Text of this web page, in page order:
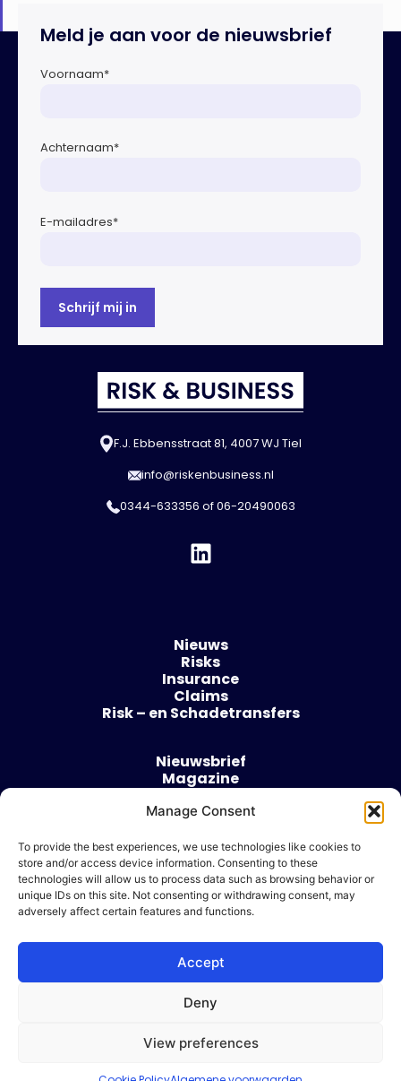
Manage Consent
To provide the best experiences, we use technologies like cookies to
store and/or access device information. Consenting to these
technologies will allow us to process data such as browsing behavior or
unique IDs on this site. Not consenting or withdrawing consent, may
adversely affect certain features and functions.
Accept
Deny
View preferences
Meld je aan voor de nieuwsbrief
Voornaam*
Achternaam*
E-mailadres*
F.J. Ebbensstraat 81, 4007 WJ Tiel
info@riskenbusiness.nl
0344-633356 of06-20490063
Nieuws
Risks
Insurance
Claims
Risk – en Schadetransfers
Nieuwsbrief
Magazine
Over
Algemene voorwaarden
Cookie beleid
Ik wil adverteren
© 2026 Risk & Business
| Design & Development door